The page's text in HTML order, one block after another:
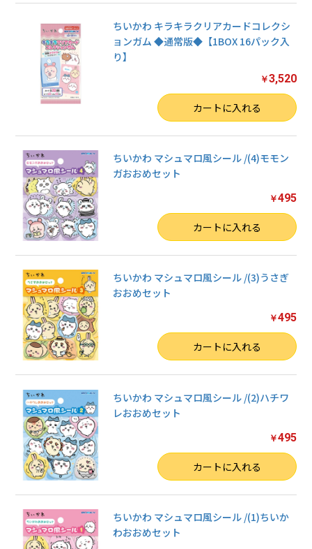
ちいかわ キラキラクリアカードコレクシ
ョンガム ◆通常版◆【1BOX 16パック入
り】
￥3,520
カートに入れる
ちいかわ マシュマロ風シール /(4)モモン
ガおおめセット
￥495
カートに入れる
ちいかわ マシュマロ風シール /(3)うさぎ
おおめセット
￥495
カートに入れる
ちいかわ マシュマロ風シール /(2)ハチワ
レおおめセット
￥495
カートに入れる
ちいかわ マシュマロ風シール /(1)ちいか
わおおめセット